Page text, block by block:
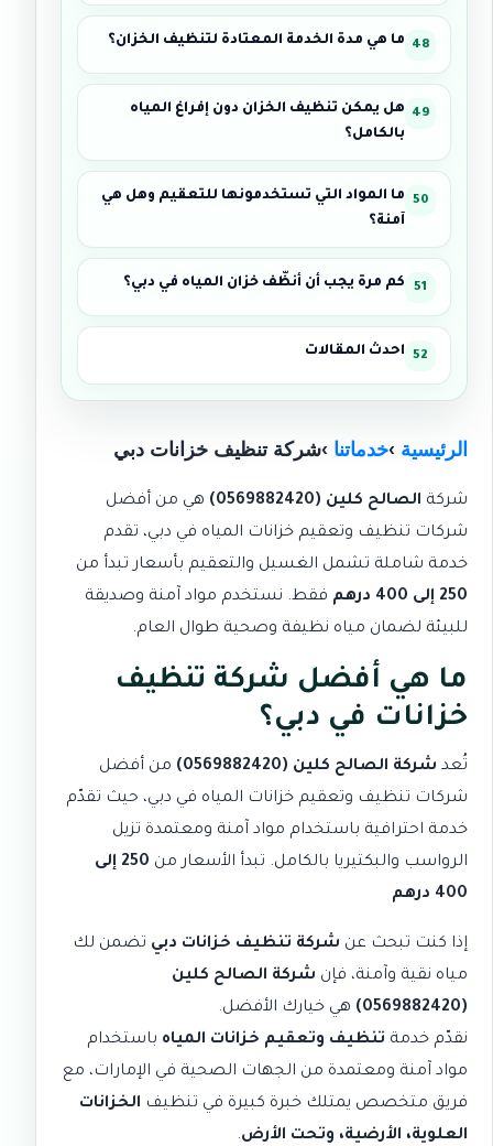
ما هي مدة الخدمة المعتادة لتنظيف الخزان؟
هل يمكن تنظيف الخزان دون إفراغ المياه
بالكامل؟
ما المواد التي تستخدمونها للتعقيم وهل هي
آمنة؟
كم مرة يجب أن أنظّف خزان المياه في دبي؟
احدث المقالات
الرئيسية ›خدماتنا ›شركة تنظيف خزانات دبي
شركة الصالح كلين (0569882420)
هي من أفضل
شركات تنظيف وتعقيم خزانات المياه في دبي، تقدم
خدمة شاملة تشمل الغسيل والتعقيم بأسعار تبدأ من
250 إلى 400 درهم
فقط. نستخدم مواد آمنة وصديقة
للبيئة لضمان مياه نظيفة وصحية طوال العام.
ما هي أفضل شركة تنظيف
خزانات في دبي؟
تُعد شركة الصالح كلين (0569882420)
من أفضل
شركات تنظيف وتعقيم خزانات المياه في دبي، حيث تقدّم
خدمة احترافية باستخدام مواد آمنة ومعتمدة تزيل
الرواسب والبكتيريا بالكامل. تبدأ الأسعار من
250 إلى
400 درهم
إذا كنت تبحث عن شركة تنظيف خزانات دبي تضمن لك
مياه نقية وآمنة، فإن شركة الصالح كلين
(0569882420)
هي خيارك الأفضل.
نقدّم خدمة تنظيف وتعقيم خزانات المياه باستخدام
مواد آمنة ومعتمدة من الجهات الصحية في الإمارات، مع
فريق متخصص يمتلك خبرة كبيرة في تنظيف الخزانات
العلوية، الأرضية، وتحت الأرض.